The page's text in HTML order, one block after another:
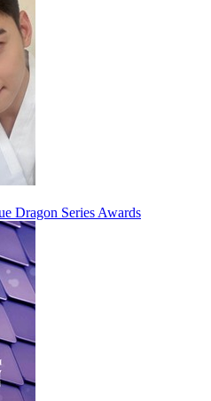
Dragon Series Awards